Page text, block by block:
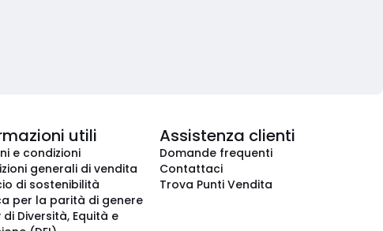
utili
e condizioni
generali di vendita
di sostenibilità
per la parità di genere
di Diversità, Equità e
Assistenza clienti
Domande frequenti
Contattaci
Trova Punti Vendita